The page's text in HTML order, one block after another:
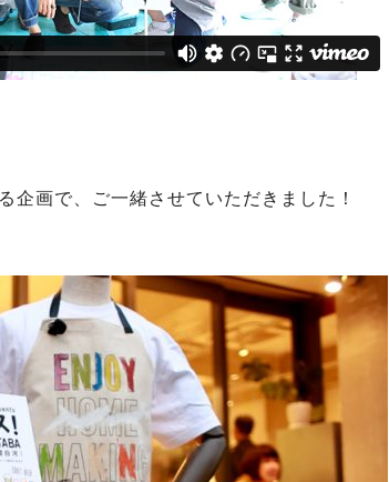
画で、ご一緒させていただきました！